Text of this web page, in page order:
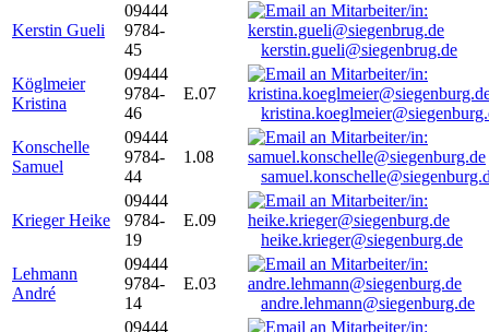
Kerstin Gueli
09444
9784-
45
kerstin.gueli@siegenbrug.de
Köglmeier
Kristina
09444
9784-
46
E.07
Konschelle
Samuel
09444
9784-
44
1.08
Krieger Heike
09444
9784-
19
E.09
heike.krieger@siegenburg.de
Lehmann
André
09444
9784-
14
E.03
andre.lehmann@siegenburg.de
09444